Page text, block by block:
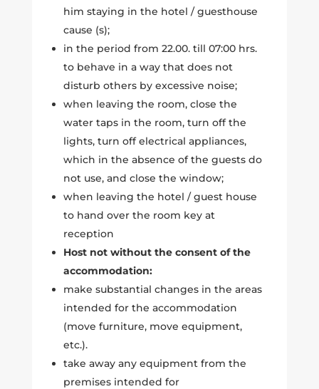
him staying in the hotel / guesthouse
cause (s);
in the period from 22.00. till 07:00 hrs.
to behave in a way that does not
disturb others by excessive noise;
when leaving the room, close the
water taps in the room, turn off the
lights, turn off electrical appliances,
which in the absence of the guests do
not use, and close the window;
when leaving the hotel / guest house
to hand over the room key at
reception
Host not without the consent of the
accommodation:
make substantial changes in the areas
intended for the accommodation
(move furniture, move equipment,
etc.).
take away any equipment from the
premises intended for